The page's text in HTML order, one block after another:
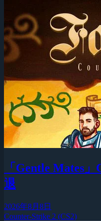
「Gentle Mates
退
2026年8月8日
Counter-Strike 2 (CS2)